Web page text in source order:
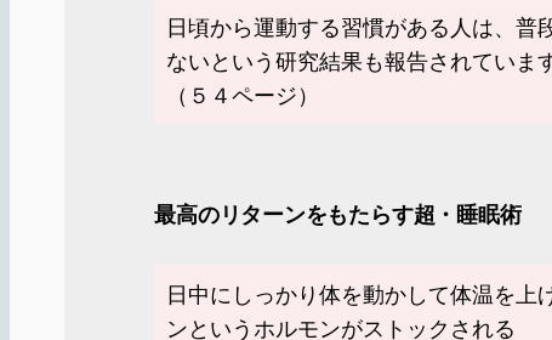
日頃から運動する習慣がある人は、
ないという研究結果も報告されています
（５４ページ）
最高のリターンをもたらす超・睡眠術
日中にしっかり体を動かして体温を上
ンというホルモンがストックされる